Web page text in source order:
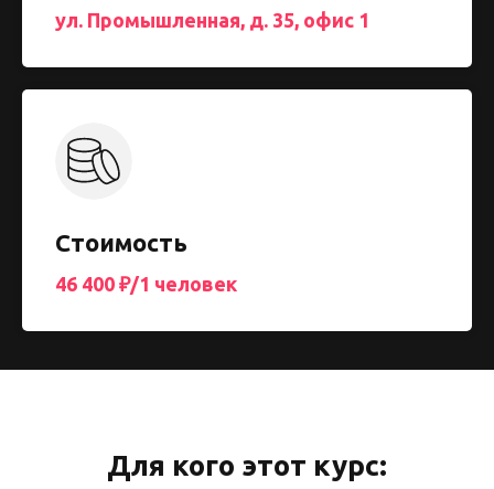
ул. Промышленная, д. 35, офис 1
Стоимость
46 400 ₽/1 человек
Для кого этот курс: